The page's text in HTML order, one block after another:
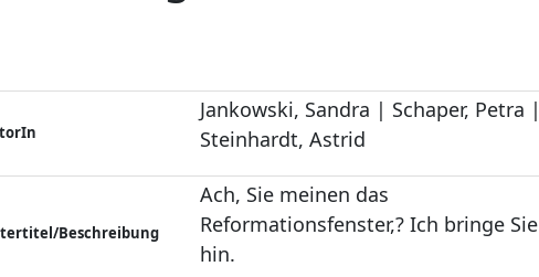
Jankowski, Sandra | Schaper, Petra |
Steinhardt, Astrid
Beschreibung
Ach, Sie meinen das
Reformationsfenster,? Ich bringe Sie
hin.